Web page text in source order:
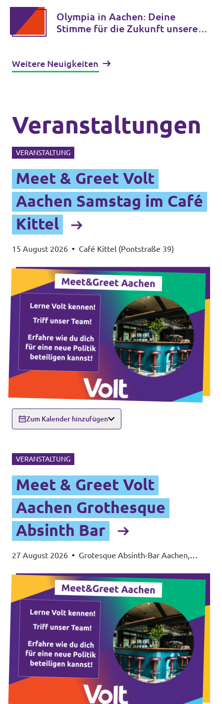
Landtagswahl im Nordkreis
Olympia in Aachen: Deine
Stimme für die Zukunft unserer
Weitere Neuigkeiten
Veranstaltungen
VERANSTALTUNG
Meet & Greet Volt
Aachen Samstag im Café
Kittel
15 August 2026 • Café Kittel (Pontstraße 39)
Zum Kalender hinzufügen
VERANSTALTUNG
Meet & Greet Volt
Aachen Grothesque
Absinth Bar
27 August 2026 • Grotesque Absinth-Bar Aachen,